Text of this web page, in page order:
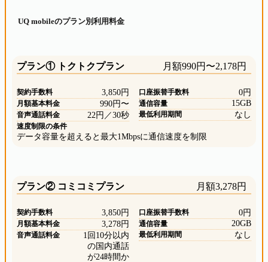
UQ mobileのプラン別利用料金
プラン① トクトクプラン 月額990円〜2,178円
契約手数料 3,850円
月額基本料金 990円〜
音声通話料金 22円／30秒
口座振替手数料 0円
通信容量 15GB
最低利用期間 なし
速度制限の条件
データ容量を超えると最大1Mbpsに通信速度を制限
プラン② コミコミプラン 月額3,278円
契約手数料 3,850円
月額基本料金 3,278円
音声通話料金
1回10分以内
の国内通話
が24時間か
口座振替手数料 0円
通信容量 20GB
最低利用期間 なし